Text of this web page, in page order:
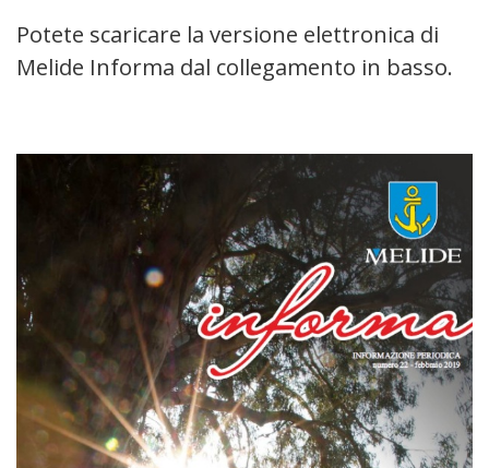
Potete scaricare la versione elettronica di
Melide Informa dal collegamento in basso.